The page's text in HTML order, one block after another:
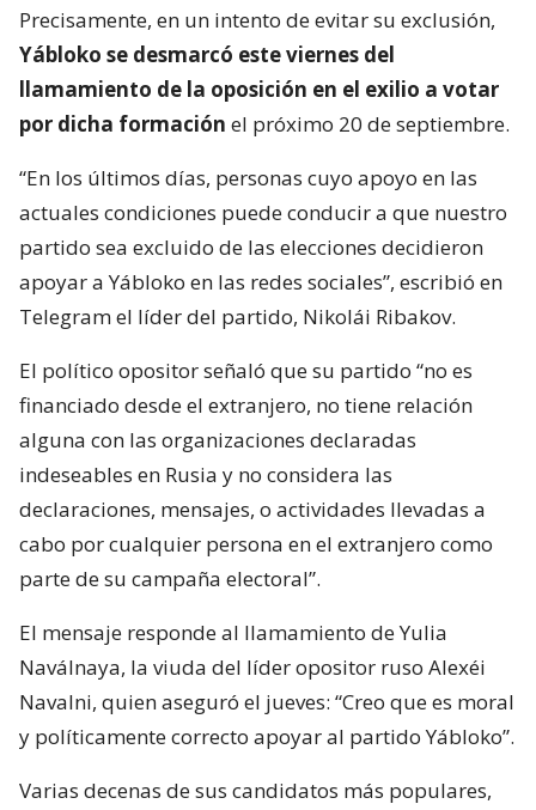
Precisamente, en un intento de evitar su exclusión,
Yábloko se desmarcó este viernes del
llamamiento de la oposición en el exilio a votar
por dicha formación el próximo 20 de septiembre.
“En los últimos días, personas cuyo apoyo en las
actuales condiciones puede conducir a que nuestro
partido sea excluido de las elecciones decidieron
apoyar a Yábloko en las redes sociales”, escribió en
Telegram el líder del partido, Nikolái Ribakov.
El político opositor señaló que su partido “no es
financiado desde el extranjero, no tiene relación
alguna con las organizaciones declaradas
indeseables en Rusia y no considera las
declaraciones, mensajes, o actividades llevadas a
cabo por cualquier persona en el extranjero como
parte de su campaña electoral”.
El mensaje responde al llamamiento de Yulia
Naválnaya, la viuda del líder opositor ruso Alexéi
Navalni, quien aseguró el jueves: “Creo que es moral
y políticamente correcto apoyar al partido Yábloko”.
Varias decenas de sus candidatos más populares,